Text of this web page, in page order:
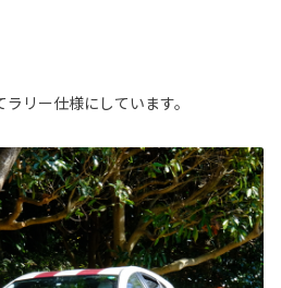
リー仕様にしています。